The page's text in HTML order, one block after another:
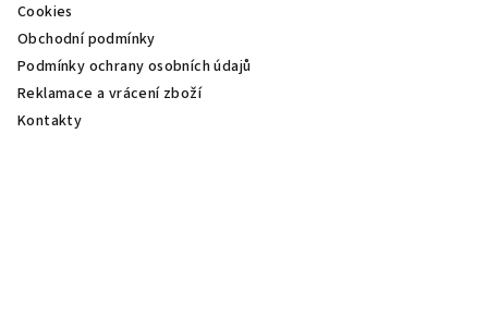
Cookies
Obchodní podmínky
Podmínky ochrany osobních údajů
Reklamace a vrácení zboží
Kontakty